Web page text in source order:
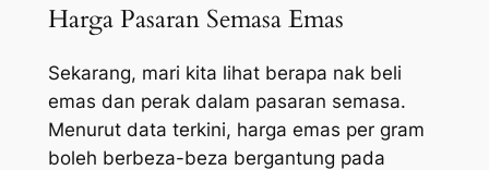
Harga Pasaran Semasa Emas
Sekarang, mari kita lihat berapa nak beli
emas dan perak dalam pasaran semasa.
Menurut data terkini, harga emas per gram
boleh berbeza-beza bergantung pada